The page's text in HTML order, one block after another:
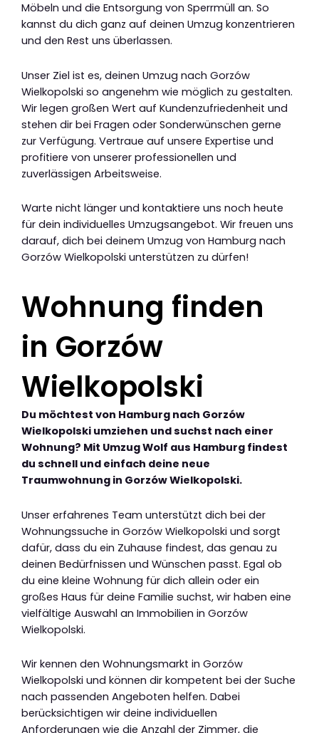
Möbeln und die Entsorgung von Sperrmüll an. So
kannst du dich ganz auf deinen Umzug konzentrieren
und den Rest uns überlassen.
Unser Ziel ist es, deinen Umzug nach Gorzów
Wielkopolski so angenehm wie möglich zu gestalten.
Wir legen großen Wert auf Kundenzufriedenheit und
stehen dir bei Fragen oder Sonderwünschen gerne
zur Verfügung. Vertraue auf unsere Expertise und
profitiere von unserer professionellen und
zuverlässigen Arbeitsweise.
Warte nicht länger und kontaktiere uns noch heute
für dein individuelles Umzugsangebot. Wir freuen uns
darauf, dich bei deinem Umzug von Hamburg nach
Gorzów Wielkopolski unterstützen zu dürfen!
Wohnung finden
in Gorzów
Wielkopolski
Du möchtest von Hamburg nach Gorzów
Wielkopolski umziehen und suchst nach einer
Wohnung? Mit Umzug Wolf aus Hamburg findest
du schnell und einfach deine neue
Traumwohnung in Gorzów Wielkopolski.
Unser erfahrenes Team unterstützt dich bei der
Wohnungssuche in Gorzów Wielkopolski und sorgt
dafür, dass du ein Zuhause findest, das genau zu
deinen Bedürfnissen und Wünschen passt. Egal ob
du eine kleine Wohnung für dich allein oder ein
großes Haus für deine Familie suchst, wir haben eine
vielfältige Auswahl an Immobilien in Gorzów
Wielkopolski.
Wir kennen den Wohnungsmarkt in Gorzów
Wielkopolski und können dir kompetent bei der Suche
nach passenden Angeboten helfen. Dabei
berücksichtigen wir deine individuellen
Anforderungen wie die Anzahl der Zimmer, die